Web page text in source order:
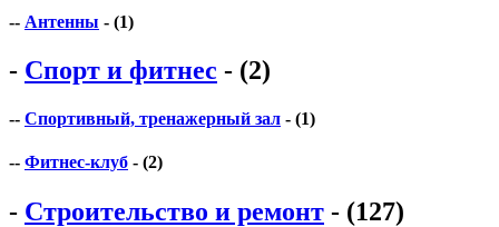
-- Антенны - (1)
- Спорт и фитнес - (2)
-- Спортивный, тренажерный зал - (1)
-- Фитнес-клуб - (2)
- Строительство и ремонт - (127)